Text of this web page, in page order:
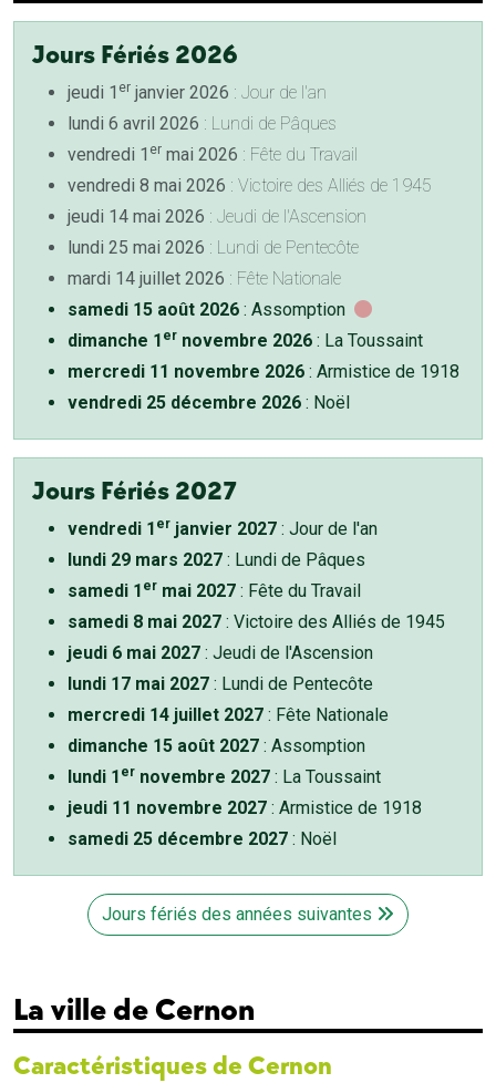
Jours Fériés 2026
jeudi 1 er janvier 2026 : Jour de l'an
lundi 6 avril 2026 : Lundi de Pâques
vendredi 1 er mai 2026 : Fête du Travail
vendredi 8 mai 2026 : Victoire des Alliés de 1945
jeudi 14 mai 2026 : Jeudi de l'Ascension
lundi 25 mai 2026 : Lundi de Pentecôte
mardi 14 juillet 2026 : Fête Nationale
samedi 15 août 2026 : Assomption
dimanche 1 er novembre 2026 : La Toussaint
mercredi 11 novembre 2026 : Armistice de 1918
vendredi 25 décembre 2026 : Noël
Jours Fériés 2027
vendredi 1 er janvier 2027 : Jour de l'an
lundi 29 mars 2027 : Lundi de Pâques
samedi 1 er mai 2027 : Fête du Travail
samedi 8 mai 2027 : Victoire des Alliés de 1945
jeudi 6 mai 2027 : Jeudi de l'Ascension
lundi 17 mai 2027 : Lundi de Pentecôte
mercredi 14 juillet 2027 : Fête Nationale
dimanche 15 août 2027 : Assomption
lundi 1 er novembre 2027 : La Toussaint
jeudi 11 novembre 2027 : Armistice de 1918
samedi 25 décembre 2027 : Noël
Jours fériés des années suivantes
La ville de Cernon
Caractéristiques de Cernon